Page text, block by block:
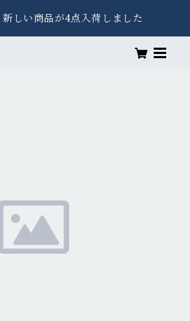
しい商品が4点入荷しました